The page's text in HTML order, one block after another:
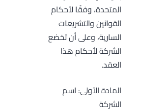
المتحدة، وفقًا لأحكام
القوانين والتشريعات
السارية، وعلى أن تخضع
الشركة لأحكام هذا
العقد.
المادة الأولى: اسم
الشركة